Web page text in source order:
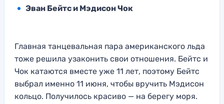
Эван Бейтс и Мэдисон Чок
Главная танцевальная пара американского льда
тоже решила узаконить свои отношения. Бейтс и
Чок катаются вместе уже 11 лет, поэтому Бейтс
выбрал именно 11 июня, чтобы вручить Мэдисон
кольцо. Получилось красиво — на берегу моря.